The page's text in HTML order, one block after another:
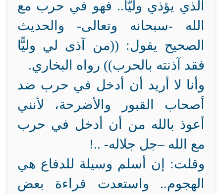
الذي يؤذي وليًّا.. فهو في حرب مع
الله -سبحانه وتعالى- والحديث
الصحيح يقول: ((من آذى لي وليًّا
فقد آذنته بالحرب)) رواه البخاري.
وأنا لا أريد أن أدخل في حرب ضد
أصحاب القبور والأضرحة، لأنني
أعوذ بالله من أن أدخل في حرب
مع الله –جل جلاله- ..!
وقلت: إن أسلم وسيلة للدفاع هي
الهجوم.. واستعدت قراءة بعض